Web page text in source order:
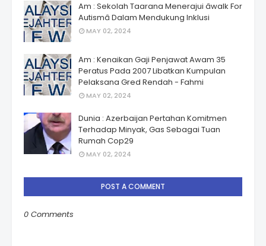
Am : Sekolah Taarana Menerajui âwalk For
Autismâ Dalam Mendukung Inklusi
MAY 02, 2024
Am : Kenaikan Gaji Penjawat Awam 35
Peratus Pada 2007 Libatkan Kumpulan
Pelaksana Gred Rendah - Fahmi
MAY 02, 2024
Dunia : Azerbaijan Pertahan Komitmen
Terhadap Minyak, Gas Sebagai Tuan
Rumah Cop29
MAY 02, 2024
POST A COMMENT
0 Comments